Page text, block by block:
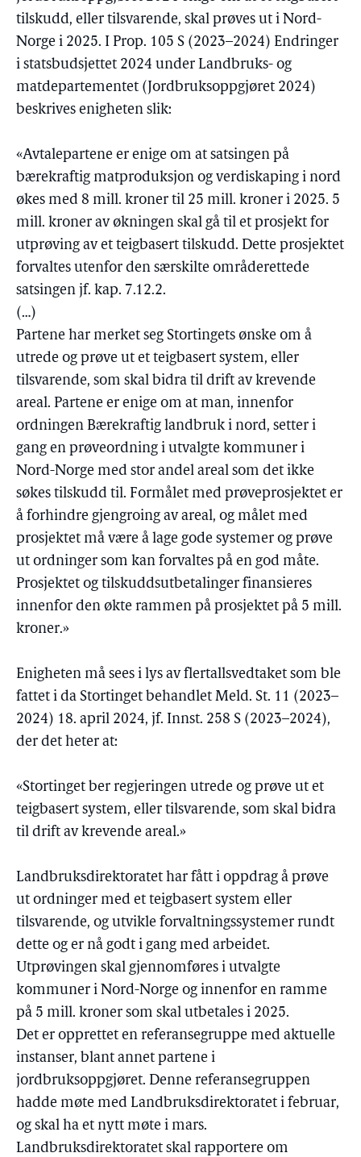
tilskudd, eller tilsvarende, skal prøves ut i Nord-
Norge i 2025. I Prop. 105 S (2023–2024) Endringer
i statsbudsjettet 2024 under Landbruks- og
matdepartementet (Jordbruksoppgjøret 2024)
beskrives enigheten slik:
«Avtalepartene er enige om at satsingen på
bærekraftig matproduksjon og verdiskaping i nord
økes med 8 mill. kroner til 25 mill. kroner i 2025. 5
mill. kroner av økningen skal gå til et prosjekt for
utprøving av et teigbasert tilskudd. Dette prosjektet
forvaltes utenfor den særskilte områderettede
satsingen jf. kap. 7.12.2.
(…)
Partene har merket seg Stortingets ønske om å
utrede og prøve ut et teigbasert system, eller
tilsvarende, som skal bidra til drift av krevende
areal. Partene er enige om at man, innenfor
ordningen Bærekraftig landbruk i nord, setter i
gang en prøveordning i utvalgte kommuner i
Nord-Norge med stor andel areal som det ikke
søkes tilskudd til. Formålet med prøveprosjektet er
å forhindre gjengroing av areal, og målet med
prosjektet må være å lage gode systemer og prøve
ut ordninger som kan forvaltes på en god måte.
Prosjektet og tilskuddsutbetalinger finansieres
innenfor den økte rammen på prosjektet på 5 mill.
kroner.»
Enigheten må sees i lys av flertallsvedtaket som ble
fattet i da Stortinget behandlet Meld. St. 11 (2023–
2024) 18. april 2024, jf. Innst. 258 S (2023–2024),
der det heter at:
«Stortinget ber regjeringen utrede og prøve ut et
teigbasert system, eller tilsvarende, som skal bidra
til drift av krevende areal.»
Landbruksdirektoratet har fått i oppdrag å prøve
ut ordninger med et teigbasert system eller
tilsvarende, og utvikle forvaltningssystemer rundt
dette og er nå godt i gang med arbeidet.
Utprøvingen skal gjennomføres i utvalgte
kommuner i Nord-Norge og innenfor en ramme
på 5 mill. kroner som skal utbetales i 2025.
Det er opprettet en referansegruppe med aktuelle
instanser, blant annet partene i
jordbruksoppgjøret. Denne referansegruppen
hadde møte med Landbruksdirektoratet i februar,
og skal ha et nytt møte i mars.
Landbruksdirektoratet skal rapportere om